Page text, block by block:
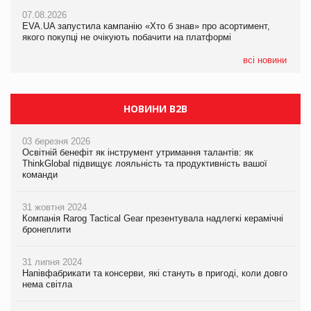
07.08.2026
EVA.UA запустила кампанію «Хто б знав» про асортимент,
якого покупці не очікують побачити на платформі
всі новини
05.08.2026
Мережа супермаркетів VARUS купує мережу магазинів
НОВИНИ B2B
03 березня 2026
Освітній бенефіт як інструмент утримання талантів: як
ThinkGlobal підвищує лояльність та продуктивність вашої
команди
31 жовтня 2024
Компанія Rarog Tactical Gear презентувала надлегкі керамічні
бронеплити
31 липня 2024
Напівфабрикати та консерви, які стануть в пригоді, коли довго
нема світла